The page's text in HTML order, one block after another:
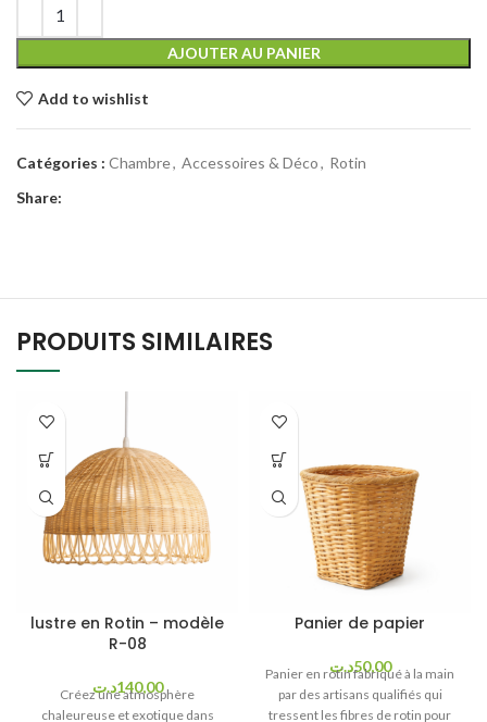
AJOUTER AU PANIER
Add to wishlist
Catégories : Chambre, Accessoires & Déco, Rotin
Share:
PRODUITS SIMILAIRES
lustre en Rotin – modèle
R-08
140,00د.ت
Créez une atmosphère
chaleureuse et exotique dans
Panier de papier
50,00د.ت
Panier en rotin fabriqué à la main
par des artisans qualifiés qui
tressent les fibres de rotin pour